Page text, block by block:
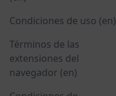
Condiciones de uso (en)
Términos de las
extensiones del
navegador (en)